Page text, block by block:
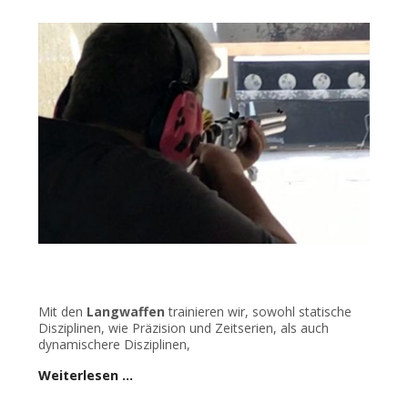
Mit den Langwaffen trainieren wir, sowohl statische
Disziplinen, wie Präzision und Zeitserien, als auch
dynamischere Disziplinen,
Weiterlesen …